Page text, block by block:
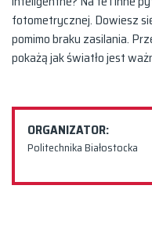
fotometrycznej. Dowiesz
pomimo braku zasilania.
pokażą jak światło jest
ORGANIZATOR:
Politechnika Białostocka